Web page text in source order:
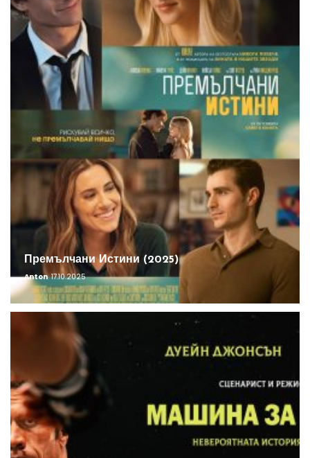
Премълчани Истини (2025)
Anton 17.10.2025